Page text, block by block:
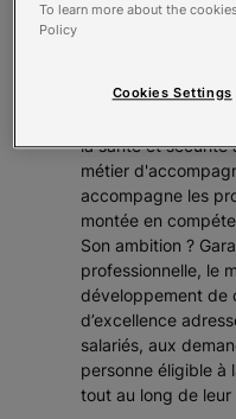
établissement du
Rouge française.
dans les domaines
la santé et sécurité
métier
accompagne les
montée en
Son ambition ?
professionnelle, le
développement de
d’excellence
salariés, aux
personne éligible à
tout au long de leur
To learn more about the
Policy
Cookies Settings